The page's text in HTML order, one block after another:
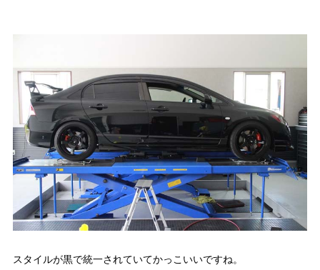
スタイルが黒で統一されていてかっこいいですね。